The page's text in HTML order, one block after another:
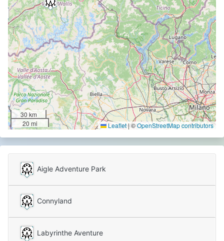
30 km
20 mi
Leaflet|©OpenStreetMap contributors
Aigle Adventure Park
Connyland
Labyrinthe Aventure